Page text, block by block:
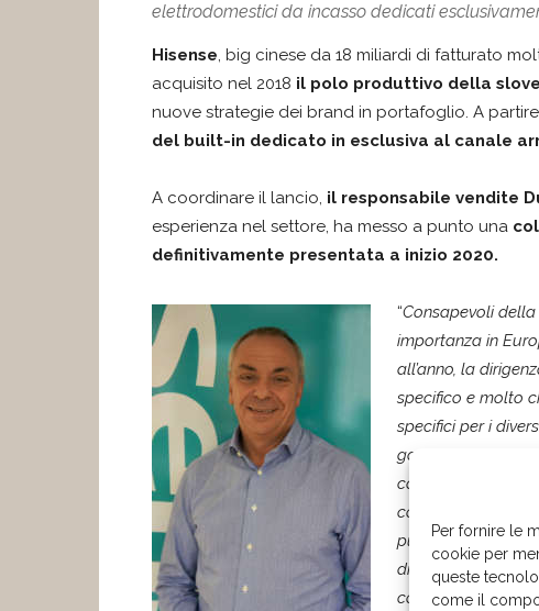
Per fornire le
cookie per
queste
come il
elettrodomestici da incasso dedicati
Hisense, big cinese da 18 miliardi di fatturato
acquisito nel 2018 il polo produttivo della
nuove strategie dei brand in portafoglio. A
del built-in dedicato in esclusiva al canale
A coordinare il lancio, il responsabile vendite
esperienza nel settore, ha messo a punto una
definitivamente presentata a inizio 2020.
“Consapevoli
importanza in
all’anno, la
specifico e molto
specifici per i
gamma pensata
canale kitchen, da
completezza di
punto il nuovo
di coprire tutte le
cottura. In queste